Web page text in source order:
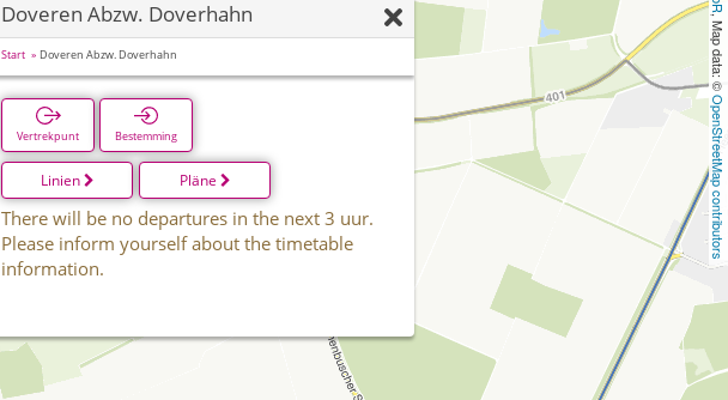
, Map data: ©
OpenStreetMap contributors
Doveren Abzw. Doverhahn
Start Doveren Abzw. Doverhahn
Vertrekpunt Bestemming
Linien Pläne
There will be no departures in the next 3 uur.
Please inform yourself about the timetable
information.